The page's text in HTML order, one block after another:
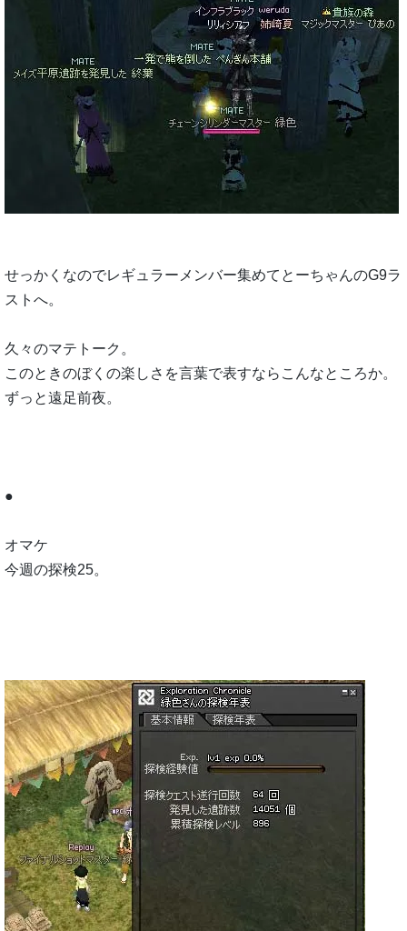
せっかくなのでレギュラーメンバー集めてとーちゃんのG9ラ
ストへ。
久々のマテトーク。
このときのぼくの楽しさを言葉で表すならこんなところか。
ずっと遠足前夜。
●
オマケ
今週の探検25。